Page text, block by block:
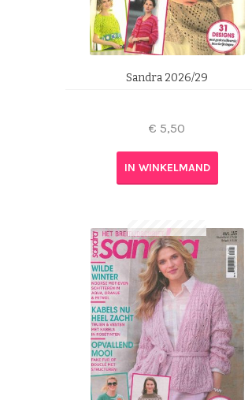
Sandra 2026/29
€ 5,50
IN WINKELMAND